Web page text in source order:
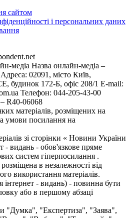
сайтом
і персональних даних
медіа Назва онлайн-медіа –
02091, місто Київ,
172-Б, офіс 208/1 E-mail:
Телефон: 044-205-43-00
– R40-06068
матеріалів, розміщених на
умови посилання на
зі сторінки « Новини України
- видань - обов'язкове пряме
систем гіперпосилання .
в незалежності від
використання матеріалів.
інтернет - видань) - повинна бути
або в першому абзаці
"Думка", "Експертиза", "Заява",